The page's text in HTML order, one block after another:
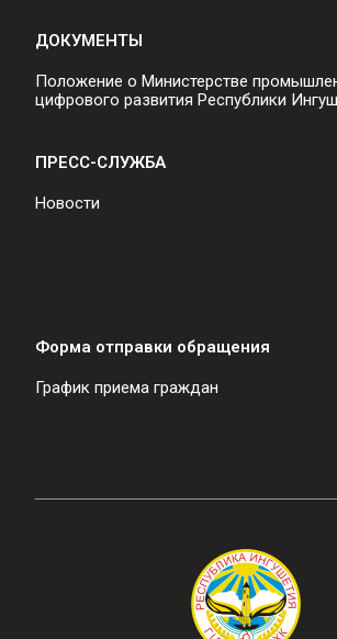
ДОКУМЕНТЫ
Положение о Министерстве
цифрового развития Республики
ПРЕСС-СЛУЖБА
Новости
Форма отправки обращения
График приема граждан